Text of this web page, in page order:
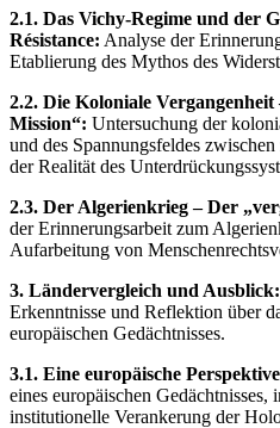
2.1. Das Vichy-Regime und der
Résistance: Analyse der
Etablierung des Mythos des
2.2. Die Koloniale
Mission“: Untersuchung der
und des Spannungsfeldes
der Realität des
2.3. Der Algerienkrieg – Der
der Erinnerungsarbeit zum
Aufarbeitung von
3. Ländervergleich und Ausblick:
Erkenntnisse und Reflektion über
europäischen Gedächtnisses.
3.1. Eine europäische
eines europäischen Gedächtnisses,
institutionelle Verankerung der